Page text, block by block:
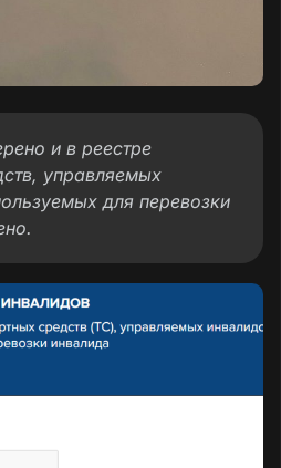
и в реестре
управляемых
для перевозки